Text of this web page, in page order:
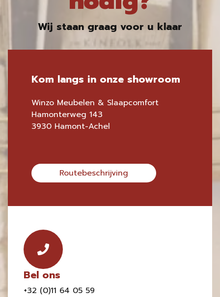
Wij staan graag voor u klaar
Kom langs in onze showroom
Winzo Meubelen & Slaapcomfort
Hamonterweg 143
3930 Hamont-Achel
Routebeschrijving
Bel ons
+32 (0)11 64 05 59